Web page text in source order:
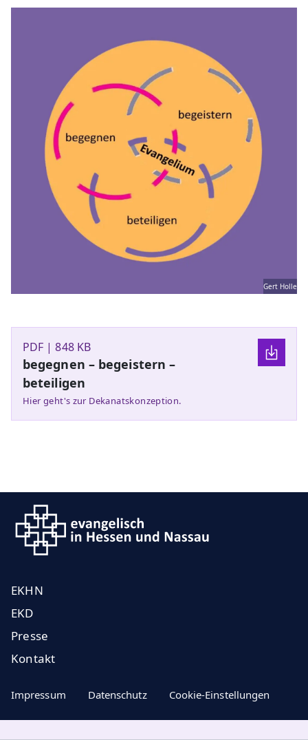
Gert Holle
PDF | 848 KB
begegnen – begeistern –
beteiligen
Hier geht's zur Dekanatskonzeption.
EKHN
EKD
Presse
Kontakt
Impressum Datenschutz Cookie-Einstellungen